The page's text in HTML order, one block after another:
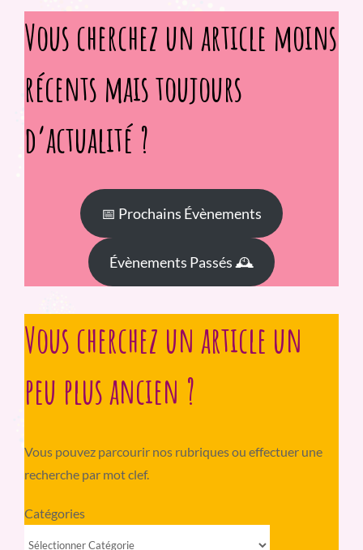
Vous cherchez un article moins
récents mais toujours
d’actualité ?
📅 Prochains Évènements
Évènements Passés 🕰️
Vous cherchez un article un
peu plus ancien ?
Vous pouvez parcourir nos rubriques ou effectuer une
recherche par mot clef.
Catégories